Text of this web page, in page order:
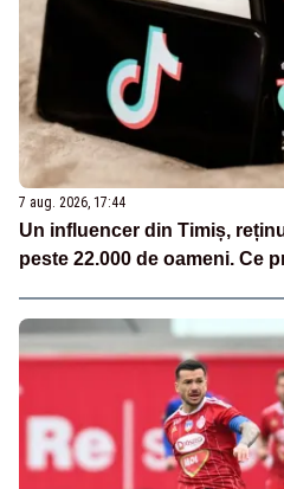
7 aug. 2026, 17:44
Un influencer din Timiș,
peste 22.000 de oameni. Ce